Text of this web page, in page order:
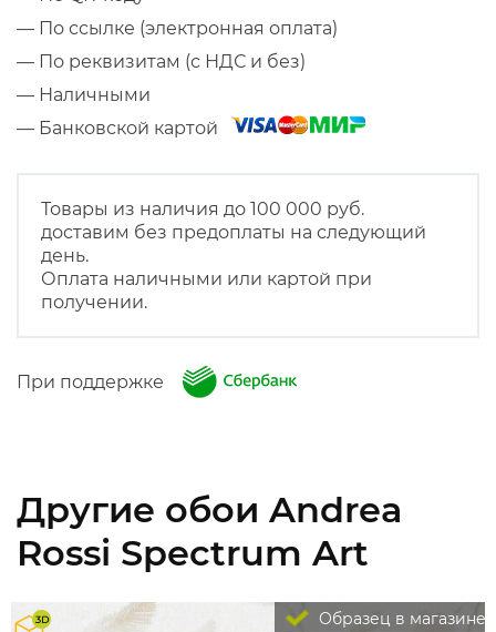
— По ссылке (электронная оплата)
— По реквизитам (с НДС и без)
— Наличными
— Банковской картой
Товары из наличия до 100 000 руб.
доставим без предоплаты на следующий
день.
Оплата наличными или картой при
получении.
При поддержке
Другие обои Andrea
Rossi Spectrum Art
Образец в магазине